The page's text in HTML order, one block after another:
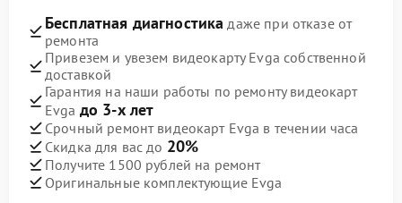
Бесплатная диагностика даже при отказе от
ремонта
Привезем и увезем видеокарту Evga собственной
доставкой
Гарантия на наши работы по ремонту видеокарт
Evga до 3-х лет
Срочный ремонт видеокарт Evga в течении часа
Скидка для вас до 20%
Получите 1500 рублей на ремонт
Оригинальные комплектующие Evga